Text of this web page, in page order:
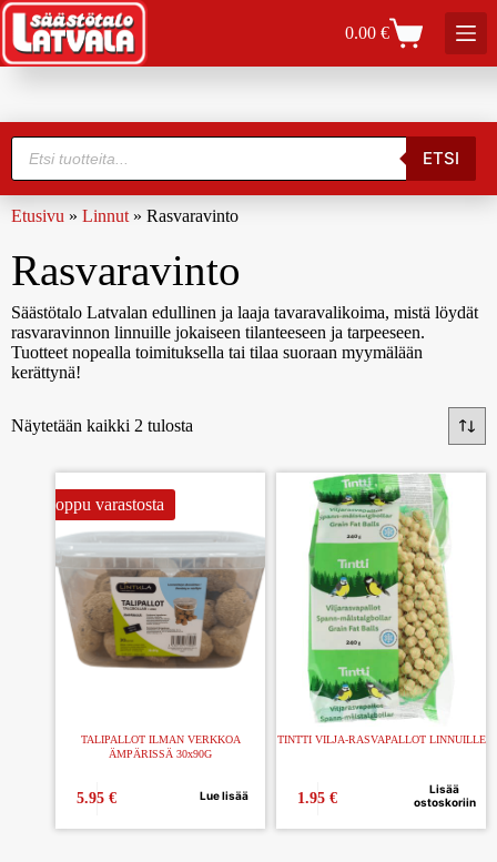
0.00€
ETSI
Etusivu » Linnut » Rasvaravinto
Rasvaravinto
Säästötalo Latvalan edullinen ja laaja tavaravalikoima, mistä löydät
rasvaravinnon linnuille jokaiseen tilanteeseen ja tarpeeseen.
Tuotteet nopealla toimituksella tai tilaa suoraan myymälään
kerättynä!
Näytetään kaikki 2 tulosta
Loppu varastosta
TALIPALLOT ILMAN VERKKOA
ÄMPÄRISSÄ 30x90G
5.95€ Lue lisää
TINTTI VILJA-RASVAPALLOT LINNUILLE
1.95€
Lisää
ostoskoriin